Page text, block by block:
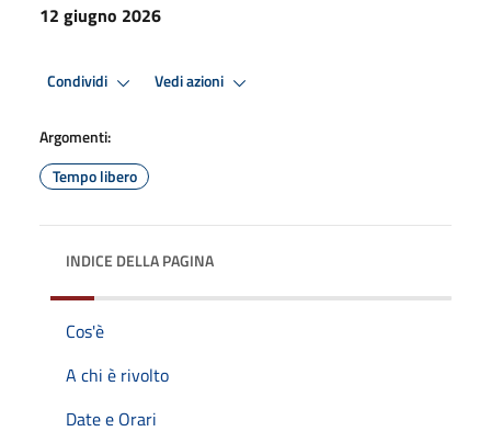
12 giugno 2026
Condividi Vedi azioni
Argomenti:
Tempo libero
INDICE DELLA PAGINA
Cos'è
A chi è rivolto
Date e Orari